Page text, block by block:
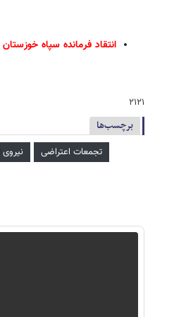
انتقاد فرمانده سپاه خوزستان
۲۱۲۱
برچسب‌ها
تجمعات اعتراضی